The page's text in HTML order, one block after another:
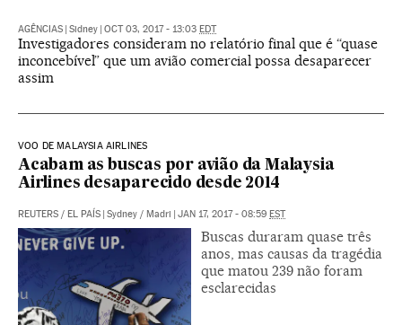
AGÊNCIAS | Sidney | OCT 03, 2017 - 13:03 EDT
Investigadores consideram no relatório final que é “quase
inconcebível” que um avião comercial possa desaparecer
assim
VOO DE MALAYSIA AIRLINES
Acabam as buscas por avião da Malaysia
Airlines desaparecido desde 2014
REUTERS / EL PAÍS | Sydney / Madri | JAN 17, 2017 - 08:59 EST
Buscas duraram quase três
anos, mas causas da tragédia
que matou 239 não foram
esclarecidas